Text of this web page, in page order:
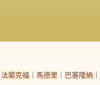
法蘭克福 ｜ 馬德里 ｜ 巴塞隆納 ｜